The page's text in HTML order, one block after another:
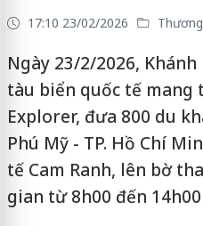
17:10 23/02/2026
Ngày 23/2/2026,
tàu biển quốc tế mang
Explorer, đưa 800 du
Phú Mỹ - TP. Hồ Chí
tế Cam Ranh, lên bờ
gian từ 8h00 đến